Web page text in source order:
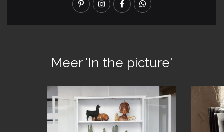
Meer 'In the picture'